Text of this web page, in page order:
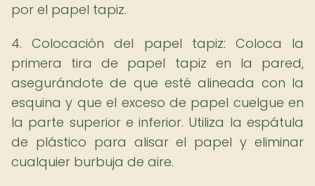
por el papel tapiz.
4. Colocación del papel tapiz: Coloca la
primera tira de papel tapiz en la pared,
asegurándote de que esté alineada con la
esquina y que el exceso de papel cuelgue en
la parte superior e inferior. Utiliza la espátula
de plástico para alisar el papel y eliminar
cualquier burbuja de aire.